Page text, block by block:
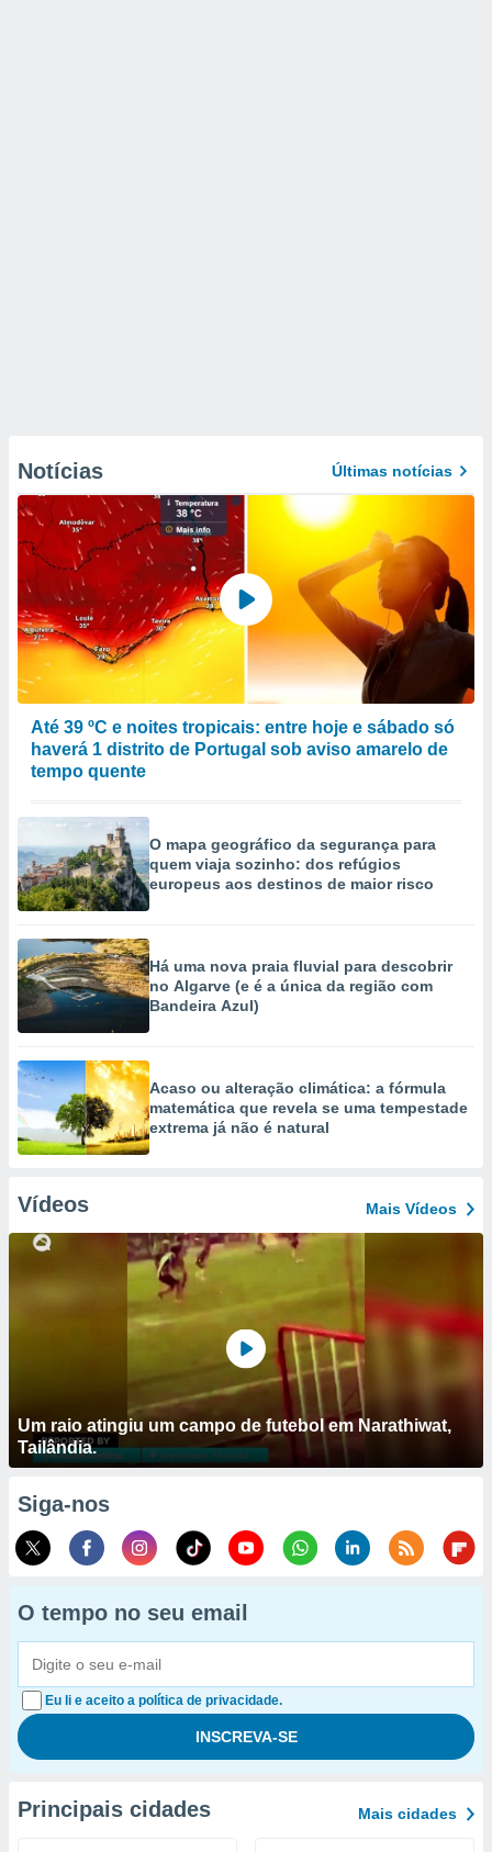
Notícias Últimas notícias
Até 39 ºC e noites tropicais: entre hoje e sábado só
haverá 1 distrito de Portugal sob aviso amarelo de
tempo quente
O mapa geográfico da segurança para
quem viaja sozinho: dos refúgios
europeus aos destinos de maior risco
Há uma nova praia fluvial para descobrir
no Algarve (e é a única da região com
Bandeira Azul)
Acaso ou alteração climática: a fórmula
matemática que revela se uma tempestade
extrema já não é natural
Vídeos Mais Vídeos
Um raio atingiu um campo de futebol em Narathiwat,
Tailândia.
Siga-nos
O tempo no seu email
Eu li e aceito a política de privacidade.
Principais cidades Mais cidades